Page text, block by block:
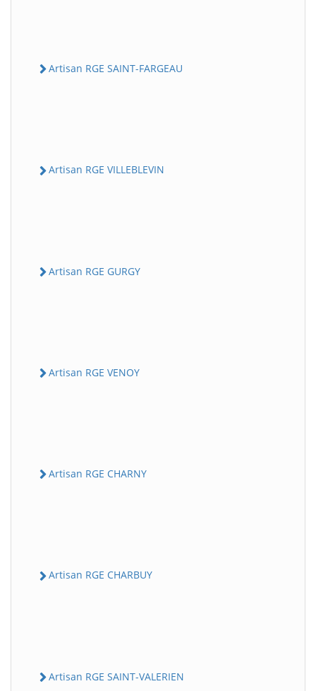
Artisan RGE SAINT-FARGEAU
Artisan RGE VILLEBLEVIN
Artisan RGE GURGY
Artisan RGE VENOY
Artisan RGE CHARNY
Artisan RGE CHARBUY
Artisan RGE SAINT-VALERIEN